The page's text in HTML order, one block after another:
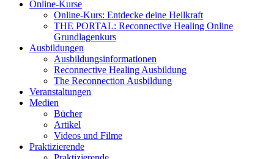
Online-Kurse
Online-Kurs: Entdecke deine Heilkraft
THE PORTAL: Reconnective Healing Online
Grundlagenkurs
Ausbildungen
Ausbildungsinformationen
Reconnective Healing Ausbildung
The Reconnection Ausbildung
Veranstaltungen
Medien
Bücher
Artikel
Videos und Filme
Praktizierende